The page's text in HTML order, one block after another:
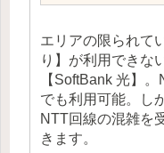
エリアの限られて
り】が利用できな
【SoftBank 光】
でも利用可能。し
NTT回線の混雑を
きます。